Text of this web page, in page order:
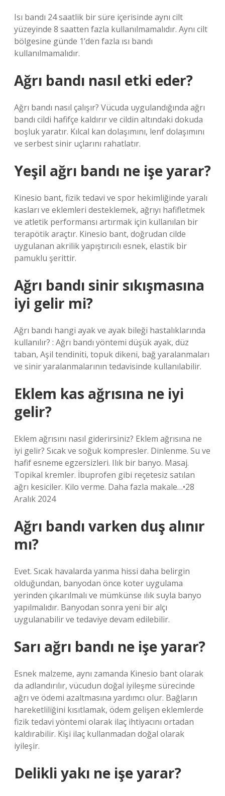
Isı bandı 24 saatlik bir süre içerisinde aynı cilt
yüzeyinde 8 saatten fazla kullanılmamalıdır. Aynı cilt
bölgesine günde 1’den fazla ısı bandı
kullanılmamalıdır.
Ağrı bandı nasıl etki eder?
Ağrı bandı nasıl çalışır? Vücuda uygulandığında ağrı
bandı cildi hafifçe kaldırır ve cildin altındaki dokuda
boşluk yaratır. Kılcal kan dolaşımını, lenf dolaşımını
ve serbest sinir uçlarını rahatlatır.
Yeşil ağrı bandı ne işe yarar?
Kinesio bant, fizik tedavi ve spor hekimliğinde yaralı
kasları ve eklemleri desteklemek, ağrıyı hafifletmek
ve atletik performansı artırmak için kullanılan bir
terapötik araçtır. Kinesio bant, doğrudan cilde
uygulanan akrilik yapıştırıcılı esnek, elastik bir
pamuklu şerittir.
Ağrı bandı sinir sıkışmasına
iyi gelir mi?
Ağrı bandı hangi ayak ve ayak bileği hastalıklarında
kullanılır? : Ağrı bandı yöntemi düşük ayak, düz
taban, Aşil tendiniti, topuk dikeni, bağ yaralanmaları
ve sinir yaralanmalarının tedavisinde kullanılabilir.
Eklem kas ağrısına ne iyi
gelir?
Eklem ağrısını nasıl giderirsiniz? Eklem ağrısına ne
iyi gelir? Sıcak ve soğuk kompresler. Dinlenme. Su ve
hafif esneme egzersizleri. Ilık bir banyo. Masaj.
Topikal kremler. İbuprofen gibi reçetesiz satılan
ağrı kesiciler. Kilo verme. Daha fazla makale…•28
Aralık 2024
Ağrı bandı varken duş alınır
mı?
Evet. Sıcak havalarda yanma hissi daha belirgin
olduğundan, banyodan önce koter uygulama
yerinden çıkarılmalı ve mümkünse ılık suyla banyo
yapılmalıdır. Banyodan sonra yeni bir alçı
uygulanabilir ve tedaviye devam edilebilir.
Sarı ağrı bandı ne işe yarar?
Esnek malzeme, aynı zamanda Kinesio bant olarak
da adlandırılır, vücudun doğal iyileşme sürecinde
ağrı ve ödemi azaltmasına yardımcı olur. Bağların
hareketliliğini kısıtlamak, ödem gelişen eklemlerde
fizik tedavi yöntemi olarak ilaç ihtiyacını ortadan
kaldırabilir. Kişi ilaç kullanmadan doğal olarak
iyileşir.
Delikli yakı ne işe yarar?